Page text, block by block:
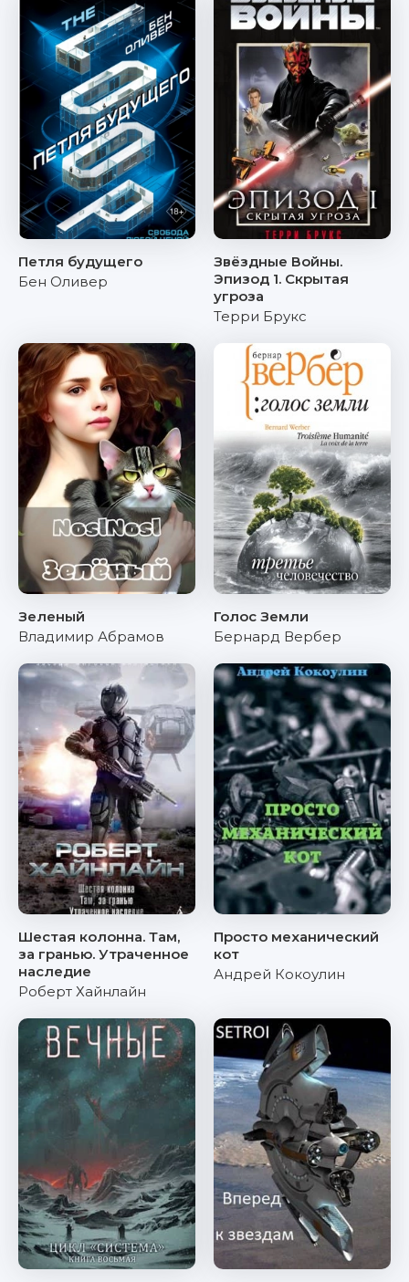
Петля будущего
Бен Оливер
Звёздные Войны.
Эпизод 1. Скрытая
угроза
Терри Брукс
Зеленый
Владимир Абрамов
Голос Земли
Бернард Вербер
Шестая колонна. Там,
за гранью. Утраченное
наследие
Роберт Хайнлайн
Просто механический
кот
Андрей Кокоулин